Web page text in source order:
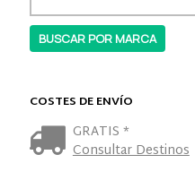
COSTES DE ENVÍO
GRATIS *
Consultar Destinos